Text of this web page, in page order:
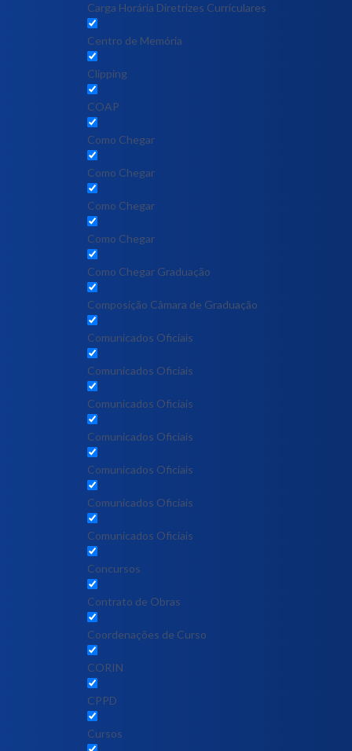
Carga Horária Diretrizes Curriculares
Centro de Memória
Clipping
COAP
Como Chegar
Como Chegar
Como Chegar
Como Chegar
Como Chegar Graduação
Composição Câmara de Graduação
Comunicados Oficiais
Comunicados Oficiais
Comunicados Oficiais
Comunicados Oficiais
Comunicados Oficiais
Comunicados Oficiais
Comunicados Oficiais
Concursos
Contrato de Obras
Coordenações de Curso
CORIN
CPPD
Cursos